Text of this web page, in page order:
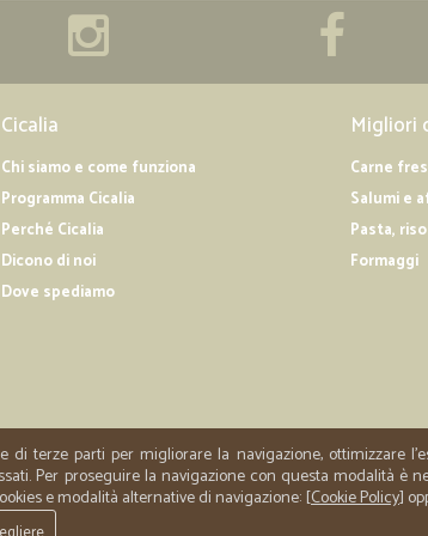
Ottimo
Veloci
Veloci e
Cicalia
Chi siamo e come funziona
Programma Cicalia
Perché Cicalia
Dicono di noi
Dove spediamo
Migliori
Carne
Salumi e
Pasta,
Formaggi
di terze parti per migliorare la navigazione, ottimizzare
Per proseguire la navigazione con questa modalità è
e modalità alternative di navigazione: [Cookie Policy]